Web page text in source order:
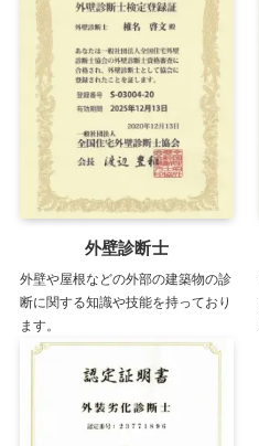
外壁診断士
外壁や屋根などの外部の建築物の診
断に関する知識や技能を持っており
ます。